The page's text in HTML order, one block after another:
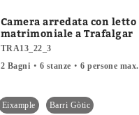
Camera arredata con letto
matrimoniale a Trafalgar
TRA13_22_3
2 Bagni
6 stanze 6 persone max.
Eixample Barri Gòtic